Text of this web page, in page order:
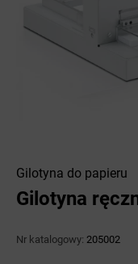
Gilotyna do papieru
Gilotyna
Nr katalogowy: 205002